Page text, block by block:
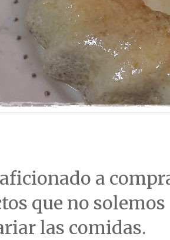
a
que no
las comidas.